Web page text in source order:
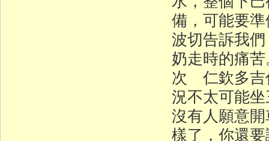
備，可能要
波切告訴我
奶走時的痛
次 仁欽多吉
況不太可能
沒有人願意
樣了，你還